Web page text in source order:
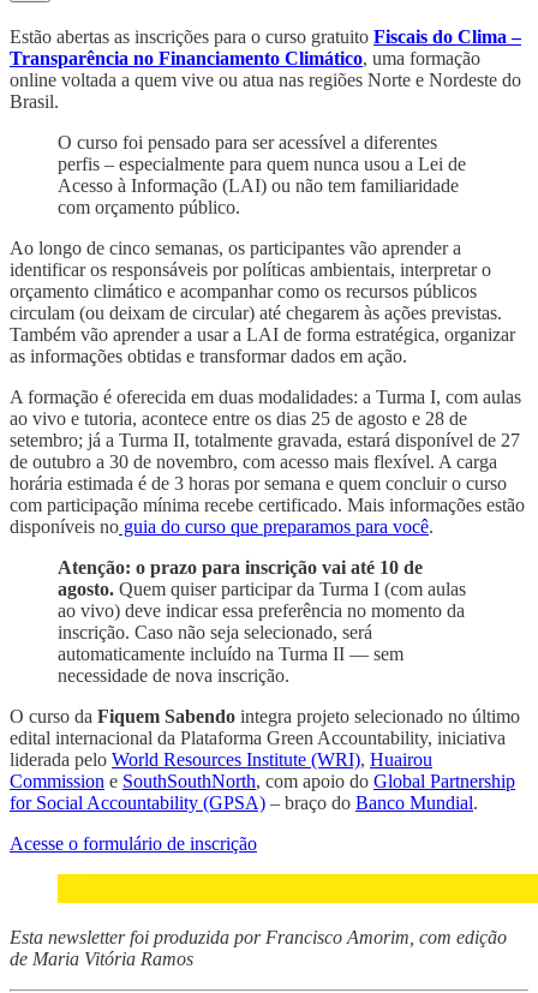
Estão abertas as inscrições para o curso gratuito Fiscais do Clima –
Transparência no Financiamento Climático, uma formação
online voltada a quem vive ou atua nas regiões Norte e Nordeste do
Brasil.
O curso foi pensado para ser acessível a diferentes
perfis – especialmente para quem nunca usou a Lei de
Acesso à Informação (LAI) ou não tem familiaridade
com orçamento público.
Ao longo de cinco semanas, os participantes vão aprender a
identificar os responsáveis por políticas ambientais, interpretar o
orçamento climático e acompanhar como os recursos públicos
circulam (ou deixam de circular) até chegarem às ações previstas.
Também vão aprender a usar a LAI de forma estratégica, organizar
as informações obtidas e transformar dados em ação.
A formação é oferecida em duas modalidades: a Turma I, com aulas
ao vivo e tutoria, acontece entre os dias 25 de agosto e 28 de
setembro; já a Turma II, totalmente gravada, estará disponível de 27
de outubro a 30 de novembro, com acesso mais flexível. A carga
horária estimada é de 3 horas por semana e quem concluir o curso
com participação mínima recebe certificado. Mais informações estão
disponíveis no guia do curso que preparamos para você.
Atenção: o prazo para inscrição vai até 10 de
agosto. Quem quiser participar da Turma I (com aulas
ao vivo) deve indicar essa preferência no momento da
inscrição. Caso não seja selecionado, será
automaticamente incluído na Turma II — sem
necessidade de nova inscrição.
O curso da Fiquem Sabendo integra projeto selecionado no último
edital internacional da Plataforma Green Accountability, iniciativa
liderada pelo World Resources Institute (WRI), Huairou
Commission e SouthSouthNorth, com apoio do Global Partnership
for Social Accountability (GPSA) – braço do Banco Mundial.
Acesse o formulário de inscrição
Esta newsletter foi produzida por Francisco Amorim, com edição
de Maria Vitória Ramos